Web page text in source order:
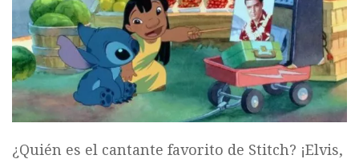
¿Quién es el cantante favorito de Stitch? ¡Elvis,